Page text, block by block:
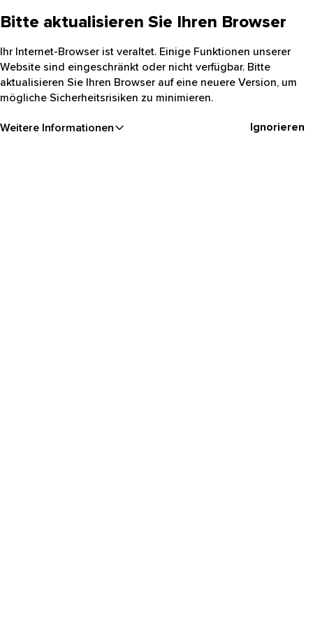
Bitte aktualisieren Sie Ihren Browser
Ihr Internet-Browser ist veraltet. Einige Funktionen unserer
Website sind eingeschränkt oder nicht verfügbar. Bitte
aktualisieren Sie Ihren Browser auf eine neuere Version, um
mögliche Sicherheitsrisiken zu minimieren.
Weitere Informationen Ignorieren